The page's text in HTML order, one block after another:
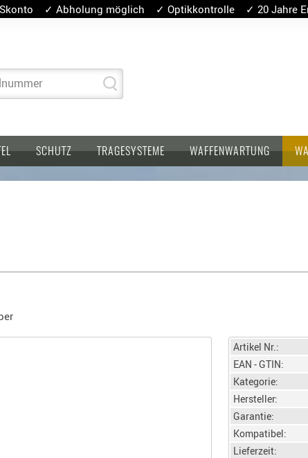
✓ Abholung möglich ✓ Optikkontrolle ✓ 20 Jahre
SCHUTZ TRAGESYSTEME WAFFENWARTUNG
Artikel Nr.:
EAN - GTIN:
Kategorie:
Hersteller:
Garantie:
Kompatibel:
Lieferzeit: